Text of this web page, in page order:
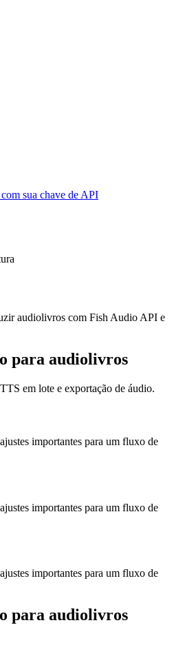
sua chave de API
audiolivros com Fish Audio API e
para audiolivros
em lote e exportação de áudio.
importantes para um fluxo de
importantes para um fluxo de
importantes para um fluxo de
para audiolivros